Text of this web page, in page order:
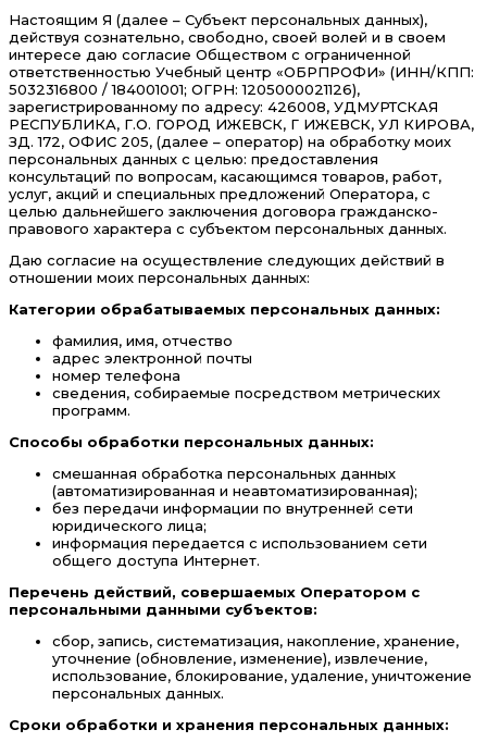
Настоящим Я (далее – Субъект персональных данных),
действуя сознательно, свободно, своей волей и в своем
интересе даю согласие Обществом с ограниченной
ответственностью Учебный центр «ОБРПРОФИ» (ИНН/КПП:
5032316800 / 184001001; ОГРН: 1205000021126),
зарегистрированному по адресу: 426008, УДМУРТСКАЯ
РЕСПУБЛИКА, Г.О. ГОРОД ИЖЕВСК, Г ИЖЕВСК, УЛ КИРОВА,
ЗД. 172, ОФИС 205, (далее – оператор) на обработку моих
персональных данных с целью: предоставления
консультаций по вопросам, касающимся товаров, работ,
услуг, акций и специальных предложений Оператора, с
целью дальнейшего заключения договора гражданско-
правового характера с субъектом персональных данных.
Даю согласие на осуществление следующих действий в
отношении моих персональных данных:
Категории обрабатываемых персональных данных:
фамилия, имя, отчество
адрес электронной почты
номер телефона
сведения, собираемые посредством метрических
программ.
Способы обработки персональных данных:
смешанная обработка персональных данных
(автоматизированная и неавтоматизированная);
без передачи информации по внутренней сети
юридического лица;
информация передается с использованием сети
общего доступа Интернет.
Перечень действий, совершаемых Оператором с
персональными данными субъектов:
сбор, запись, систематизация, накопление, хранение,
уточнение (обновление, изменение), извлечение,
использование, блокирование, удаление, уничтожение
персональных данных.
Сроки обработки и хранения персональных данных: